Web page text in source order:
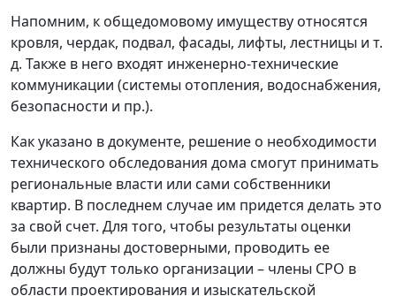
Напомним, к общедомовому имуществу относятся
кровля, чердак, подвал, фасады, лифты, лестницы и т.
д. Также в него входят инженерно-технические
коммуникации (системы отопления, водоснабжения,
безопасности и пр.).
Как указано в документе, решение о необходимости
технического обследования дома смогут принимать
региональные власти или сами собственники
квартир. В последнем случае им придется делать это
за свой счет. Для того, чтобы результаты оценки
были признаны достоверными, проводить ее
должны будут только организации – члены СРО в
области проектирования и изыскательской